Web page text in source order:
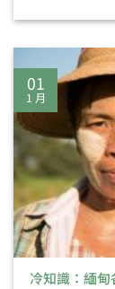
冷知識：緬甸
01
1 月